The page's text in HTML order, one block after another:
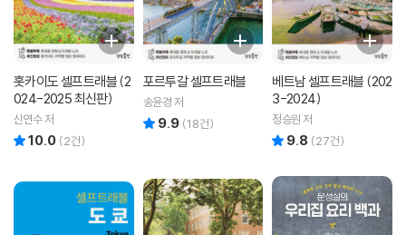
홋카이도 셀프트래블 (2
024-2025 최신판)
신연수 저
10.0 (2건)
포르투갈 셀프트래블
송윤경 저
9.9 (18건)
베트남 셀프트래블 (202
3-2024)
정승원 저
9.8 (27건)